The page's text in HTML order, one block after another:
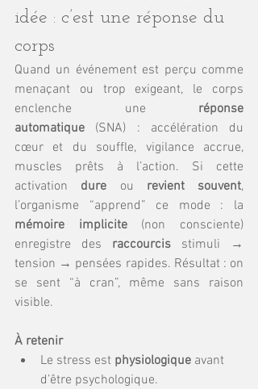
idée : c’est une réponse du
corps
Quand un événement est perçu comme
menaçant ou trop exigeant, le corps
enclenche une réponse
automatique (SNA) : accélération du
cœur et du souffle, vigilance accrue,
muscles prêts à l’action. Si cette
activation dure ou revient souvent,
mémoire implicite (non consciente)
enregistre des raccourcis stimuli →
tension → pensées rapides. Résultat : on
se sent “à cran”, même sans raison
visible.
À retenir
Le stress est physiologique avant
d’être psychologique.